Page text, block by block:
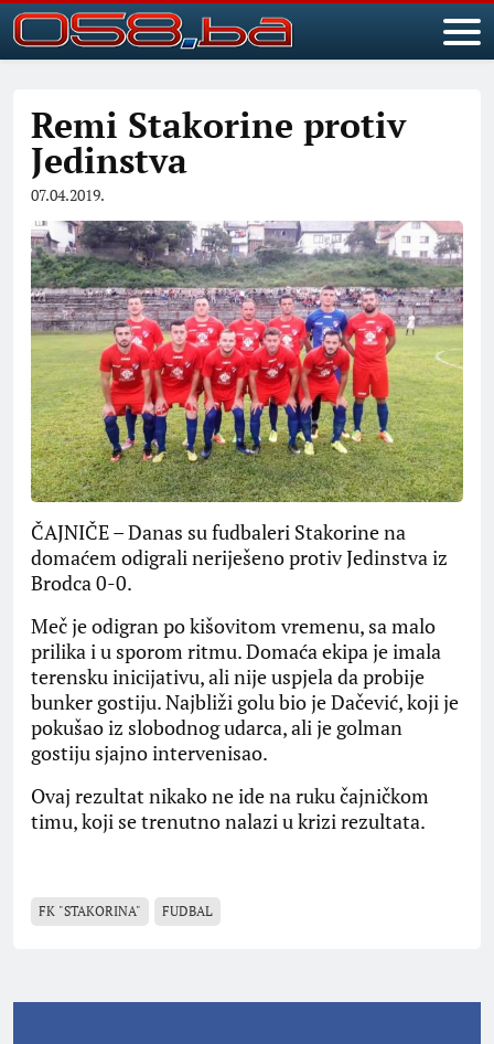
Remi Stakorine protiv
Jedinstva
07.04.2019.
ČAJNIČE – Danas su fudbaleri Stakorine na
domaćem odigrali neriješeno protiv Jedinstva iz
Brodca 0-0.
Meč je odigran po kišovitom vremenu, sa malo
prilika i u sporom ritmu. Domaća ekipa je imala
terensku inicijativu, ali nije uspjela da probije
bunker gostiju. Najbliži golu bio je Dačević, koji je
pokušao iz slobodnog udarca, ali je golman
gostiju sjajno intervenisao.
Ovaj rezultat nikako ne ide na ruku čajničkom
timu, koji se trenutno nalazi u krizi rezultata.
FK "STAKORINA" FUDBAL